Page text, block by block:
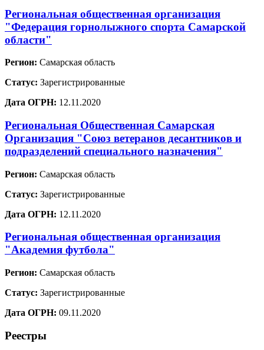
Региональная общественная организация
"Федерация горнолыжного спорта Самарской
области"
Регион: Самарская область
Статус: Зарегистрированные
Дата ОГРН: 12.11.2020
Региональная Общественная Самарская
Организация "Союз ветеранов десантников и
подразделений специального назначения"
Регион: Самарская область
Статус: Зарегистрированные
Дата ОГРН: 12.11.2020
Региональная общественная организация
"Академия футбола"
Регион: Самарская область
Статус: Зарегистрированные
Дата ОГРН: 09.11.2020
Реестры